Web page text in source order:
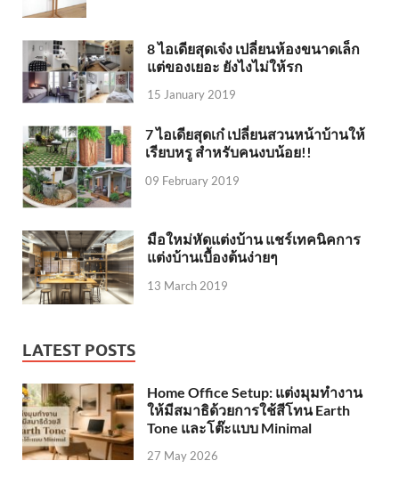
8 ไอเดียสุดเจ๋ง เปลี่ยนห้องขนาดเล็ก
แต่ของเยอะ ยังไงไม่ให้รก
15 January 2019
7 ไอเดียสุดเก๋ เปลี่ยนสวนหน้าบ้านให้
เรียบหรู สำหรับคนงบน้อย!!
09 February 2019
มือใหม่หัดแต่งบ้าน แชร์เทคนิคการ
แต่งบ้านเบื้องต้นง่ายๆ
13 March 2019
LATEST POSTS
Home Office Setup: แต่งมุมทำงาน
ให้มีสมาธิด้วยการใช้สีโทน Earth
Tone และโต๊ะแบบ Minimal
27 May 2026